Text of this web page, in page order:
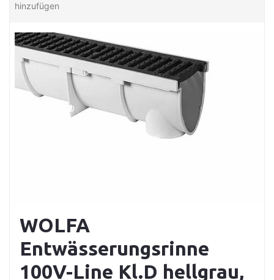
hinzufügen
WOLFA
Entwässerungsrinne
100V-Line Kl.D hellgrau,